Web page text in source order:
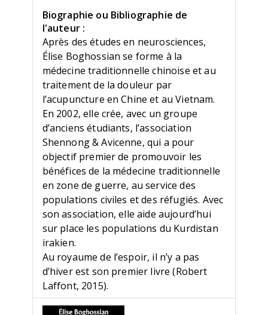
Biographie ou Bibliographie de
l'auteur :
Après des études en neurosciences,
Élise Boghossian se forme à la
médecine traditionnelle chinoise et au
traitement de la douleur par
l’acupuncture en Chine et au Vietnam.
En 2002, elle crée, avec un groupe
d’anciens étudiants, l’association
Shennong & Avicenne, qui a pour
objectif premier de promouvoir les
bénéfices de la médecine traditionnelle
en zone de guerre, au service des
populations civiles et des réfugiés. Avec
son association, elle aide aujourd’hui
sur place les populations du Kurdistan
irakien.
Au royaume de l’espoir, il n’y a pas
d’hiver est son premier livre (Robert
Laffont, 2015).